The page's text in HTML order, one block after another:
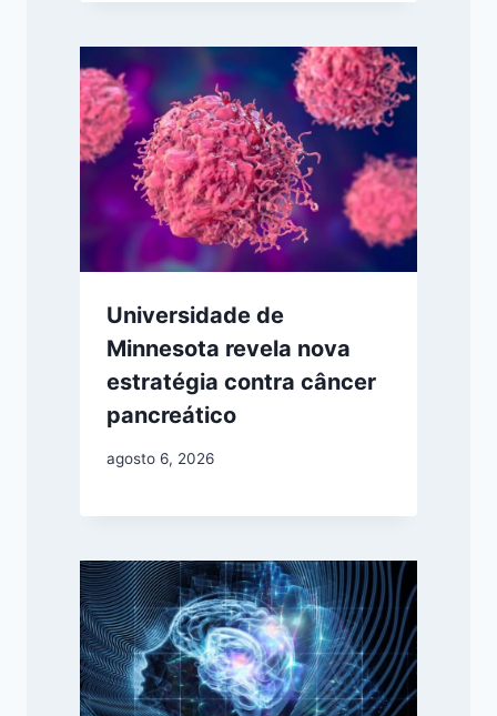
Universidade de
Minnesota revela nova
estratégia contra câncer
pancreático
agosto 6, 2026